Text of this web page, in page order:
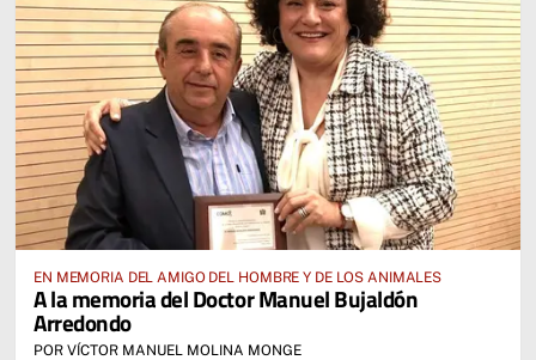
EN MEMORIA DEL AMIGO DEL HOMBRE Y DE LOS ANIMALES
A la memoria del Doctor Manuel Bujaldón
Arredondo
POR VÍCTOR MANUEL MOLINA MONGE